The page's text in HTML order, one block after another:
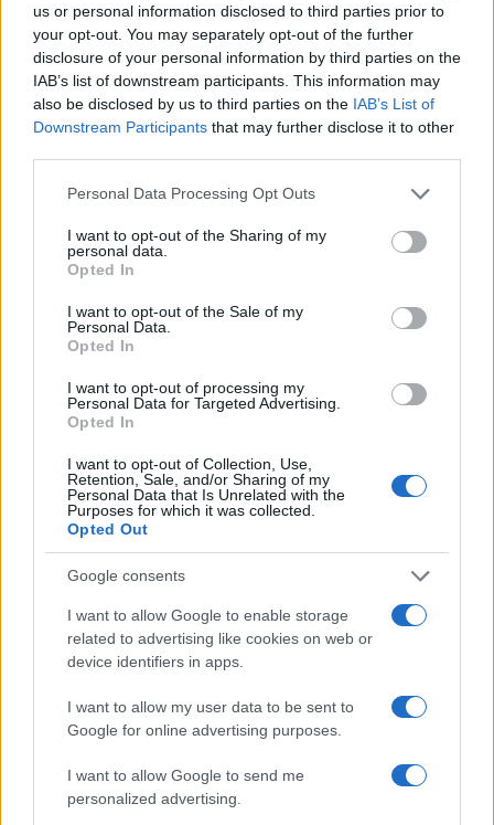
us or personal information disclosed to third parties prior to
your opt-out. You may separately opt-out of the further
disclosure of your personal information by third parties on the
IAB’s list of downstream participants. This information may
also be disclosed by us to third parties on the IAB’s List of
Downstream Participants that may further disclose it to other
Please note that this website/app uses one or more Google
not limited to your visit or usage behaviour. You may click to
grant or deny consent to Google and its third-party tags to
use your data for below specified purposes in below Google
consent section.
Personal Data Processing Opt Outs
I want to opt-out of the Sharing of my
personal data.
Opted In
I want to opt-out of the Sale of my
Personal Data.
Opted In
I want to opt-out of processing my
Personal Data for Targeted Advertising.
Opted In
I want to opt-out of Collection, Use,
Retention, Sale, and/or Sharing of my
Personal Data that Is Unrelated with the
Purposes for which it was collected.
Opted Out
Google consents
I want to allow Google to enable storage
related to advertising like cookies on web or
device identifiers in apps.
I want to allow my user data to be sent to
Google for online advertising purposes.
I want to allow Google to send me
personalized advertising.
Cómo hacer tarta de queso en freidora de aire
perfecta: guía definitiva
Diego Romero · 7 Ago 2026
Dominar las bases de los postres: cremas, siropes y
texturas
Lucía Fernández · 2 Ago 2026
POSTRES